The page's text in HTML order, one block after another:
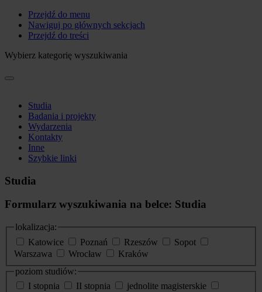
Przejdź do menu
Nawiguj po głównych sekcjach
Przejdź do treści
Wybierz kategorię wyszukiwania
Studia
Badania i projekty
Wydarzenia
Kontakty
Inne
Szybkie linki
Studia
Formularz wyszukiwania na belce: Studia
lokalizacja:
Katowice
Poznań Rzeszów
Sopot
Warszawa
Wrocław
Kraków
poziom studiów:
I stopnia
II stopnia
jednolite magisterskie